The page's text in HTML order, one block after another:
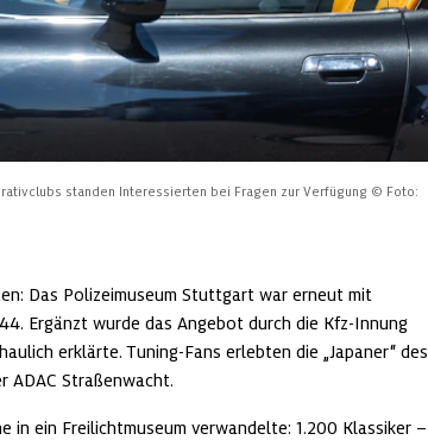
standen Interessierten bei Fragen zur Verfügung © Foto:
Das Polizeimuseum Stuttgart war erneut mit
Ergänzt wurde das Angebot durch die Kfz-Innung
erklärte. Tuning-Fans erlebten die „Japaner“ des
ADAC Straßenwacht.
ein Freilichtmuseum verwandelte: 1.200 Klassiker –